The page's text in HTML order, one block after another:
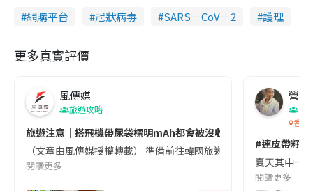
網購平台
冠狀病毒 SARS－CoV－2 護理
更多真實評價
風傳媒
旅遊攻略
旅遊注意｜搭飛機帶尿袋標明mAh都會被沒收😱出發前切記檢查
（文章由風傳媒授權轉載） 準備前往韓國旅遊的民眾，近期要
閱讀更多
營養
香港
#連皮帶籽
夏天其中一
閱讀更多